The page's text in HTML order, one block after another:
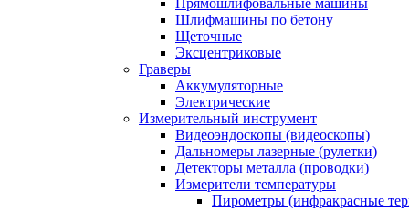
Прямошлифовальные машины
Шлифмашины по бетону
Щеточные
Эксцентриковые
Граверы
Аккумуляторные
Электрические
Измерительный инструмент
Видеоэндоскопы (видеоскопы)
Дальномеры лазерные (рулетки)
Детекторы металла (проводки)
Измерители температуры
Пирометры (инфракрасные